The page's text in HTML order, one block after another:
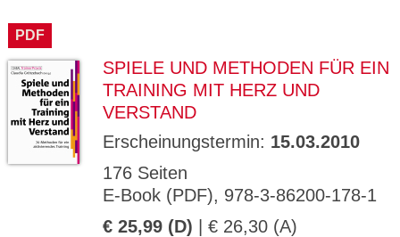
PDF
SPIELE UND METHODEN FÜR EIN
TRAINING MIT HERZ UND
VERSTAND
Erscheinungstermin: 15.03.2010
176 Seiten
E-Book (PDF), 978-3-86200-178-1
€ 25,99 (D) | € 26,30 (A)